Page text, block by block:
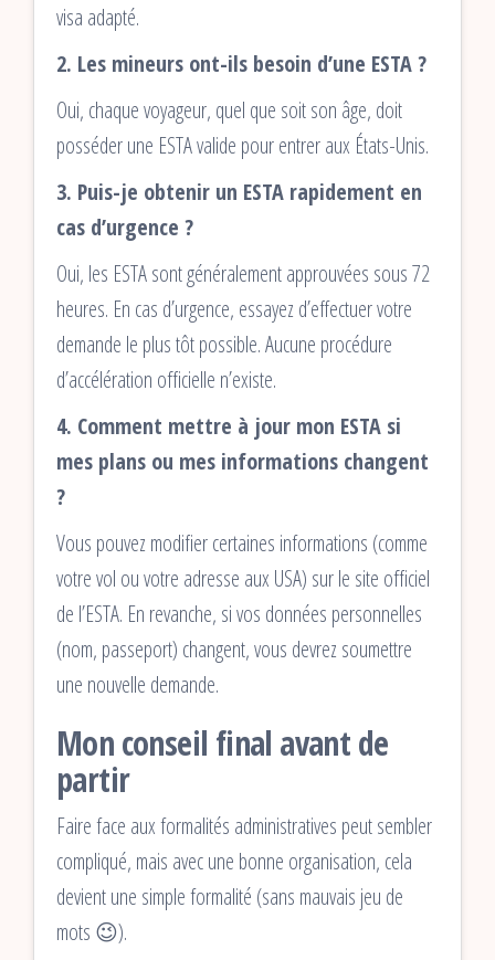
visa adapté.
2. Les mineurs ont-ils besoin d’une ESTA ?
Oui, chaque voyageur, quel que soit son âge, doit
posséder une ESTA valide pour entrer aux États-Unis.
3. Puis-je obtenir un ESTA rapidement en
cas d’urgence ?
Oui, les ESTA sont généralement approuvées sous 72
heures. En cas d’urgence, essayez d’effectuer votre
demande le plus tôt possible. Aucune procédure
d’accélération officielle n’existe.
4. Comment mettre à jour mon ESTA si
mes plans ou mes informations changent
?
Vous pouvez modifier certaines informations (comme
votre vol ou votre adresse aux USA) sur le site officiel
de l’ESTA. En revanche, si vos données personnelles
(nom, passeport) changent, vous devrez soumettre
une nouvelle demande.
Mon conseil final avant de
partir
Faire face aux formalités administratives peut sembler
compliqué, mais avec une bonne organisation, cela
devient une simple formalité (sans mauvais jeu de
mots 😉).